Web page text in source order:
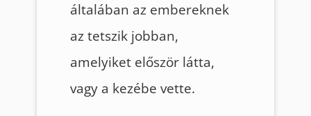
általában az embereknek
az tetszik jobban,
amelyiket először látta,
vagy a kezébe vette.